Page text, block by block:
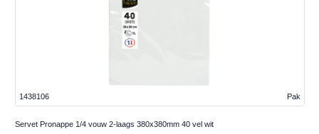
Pak
1438106
Servet Pronappe 1/4 vouw 2-laags 380x380mm 40 vel wit